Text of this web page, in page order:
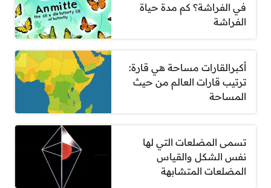
في الفراشة؟ كم مدة حياة
الفراشة
أكبرالقارات مساحة هي قارة:
ترتيب قارات العالم من حيث
المساحة
تسمى المضلعات التي لها
نفس الشكل والقياس
المضلعات المتشابهة